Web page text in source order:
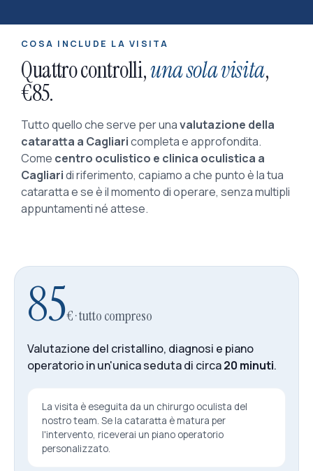
COSA INCLUDE LA VISITA
Quattro controlli,una sola visita,
€85.
Tutto quello che serve per unavalutazione della
cataratta a Cagliaricompleta e approfondita.
Come centro oculistico e clinica oculistica a
Cagliaridi riferimento, capiamo a che punto è la tua
cataratta e se è il momento di operare, senza multipli
appuntamenti né attese.
85€ · tutto compreso
Valutazione del cristallino, diagnosi e piano
operatorio in un'unica seduta di circa20 minuti.
La visita è eseguita da un chirurgo oculista del
nostro team. Se la cataratta è matura per
l'intervento, riceverai un piano operatorio
personalizzato.